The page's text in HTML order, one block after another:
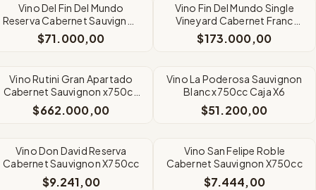
Vino Del Fin Del Mundo
Reserva Cabernet Sauvignon
X750cc Caja X6
$71.000,00
Vino Fin Del Mundo Single
Vineyard Cabernet Franc
Caja x6
$173.000,00
Vino Rutini Gran Apartado
Cabernet Sauvignon x750cc
Caja X6
$662.000,00
Vino La Poderosa Sauvignon
Blanc x750cc Caja X6
$51.200,00
Vino Don David Reserva
Cabernet Sauvignon X750cc
$9.241,00
Vino San Felipe Roble
Cabernet Sauvignon X750cc
$7.444,00